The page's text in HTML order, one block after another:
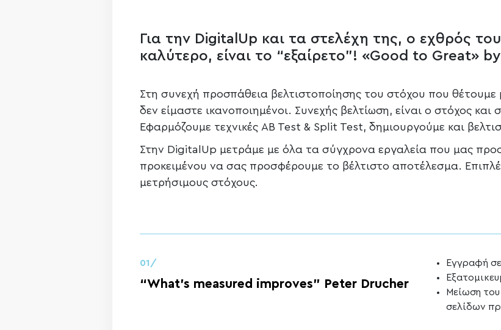
Για την DigitalUp και τα στελέχη της, ο εχθρός
καλύτερο, είναι το “εξαίρετο”! «Good to Great»
Στη συνεχή προσπάθεια βελτιστοποίησης του στόχου που
δεν είμαστε ικανοποιημένοι. Συνεχής βελτίωση, είναι ο στόχος και
Εφαρμόζουμε τεχνικές AB Test & Split Test, δημιουργούμε και
Στην DigitalUp μετράμε με όλα τα σύγχρονα εργαλεία που μας
προκειμένου να σας προσφέρουμε το βέλτιστο αποτέλεσμα.
μετρήσιμους στόχους.
01/
“What’s measured improves” Peter Drucher
Εγγραφή
Μείωση
σελίδων